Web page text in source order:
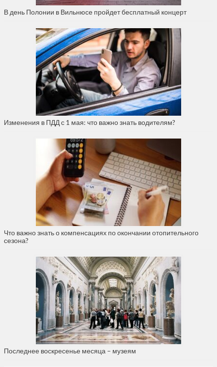
В день Полонии в Вильнюсе пройдет бесплатный концерт
Изменения в ПДД с 1 мая: что важно знать водителям?
Что важно знать о компенсациях по окончании отопительного
сезона?
Последнее воскресенье месяца – музеям